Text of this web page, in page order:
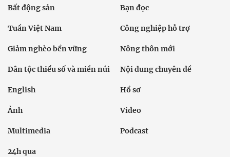
Bất động sản Bạn đọc
Tuần Việt Nam Công nghiệp hỗ trợ
Giảm nghèo bền vững Nông thôn mới
Dân tộc thiểu số và miền núi Nội dung chuyên đề
English Hồ sơ
Ảnh Video
Multimedia Podcast
24h qua